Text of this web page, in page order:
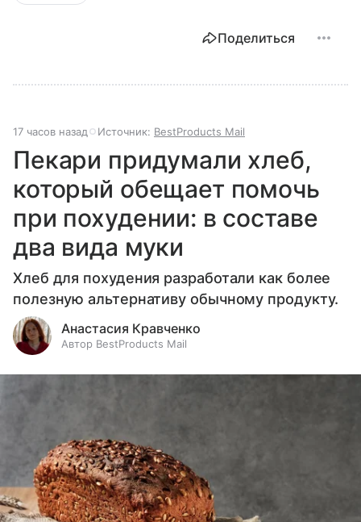
Поделиться
17 часов назад Источник: BestProducts Mail
Пекари придумали хлеб,
который обещает помочь
при похудении: в составе
два вида муки
Хлеб для похудения разработали как более
полезную альтернативу обычному продукту.
Анастасия Кравченко
Автор BestProducts Mail